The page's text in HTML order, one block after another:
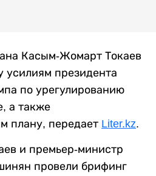
Касым-Жомарт Токаев
усилиям президента
по урегулированию
а также
плану, передает Liter.kz.
и премьер-министр
провели брифинг